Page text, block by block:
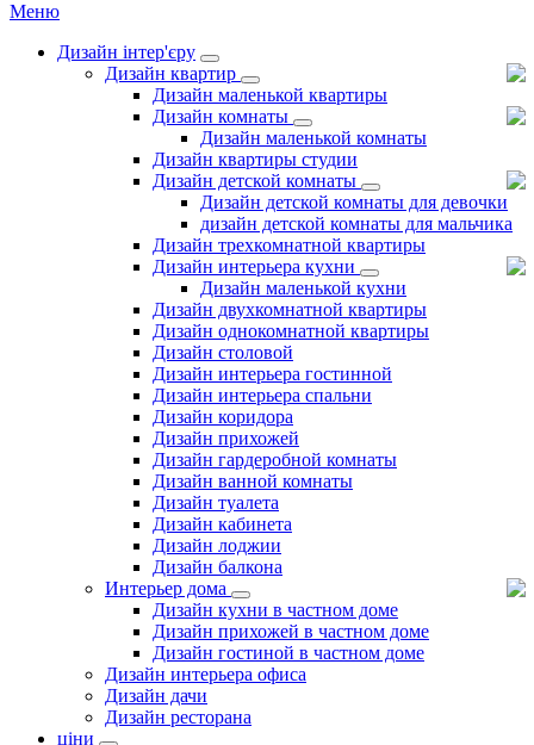
Меню
Дизайн інтер'єру
Дизайн квартир
Дизайн маленькой квартиры
Дизайн комнаты
Дизайн маленькой комнаты
Дизайн квартиры студии
Дизайн детской комнаты
Дизайн детской комнаты для девочки
дизайн детской комнаты для мальчика
Дизайн трехкомнатной квартиры
Дизайн интерьера кухни
Дизайн маленькой кухни
Дизайн двухкомнатной квартиры
Дизайн однокомнатной квартиры
Дизайн столовой
Дизайн интерьера гостинной
Дизайн интерьера спальни
Дизайн коридора
Дизайн прихожей
Дизайн гардеробной комнаты
Дизайн ванной комнаты
Дизайн туалета
Дизайн кабинета
Дизайн лоджии
Дизайн балкона
Интерьер дома
Дизайн кухни в частном доме
Дизайн прихожей в частном доме
Дизайн гостиной в частном доме
Дизайн интерьера офиса
Дизайн дачи
Дизайн ресторана
ціни